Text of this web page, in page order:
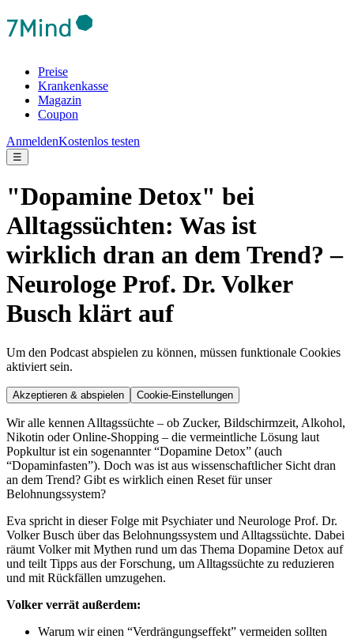
Preise
Krankenkasse
Magazin
Coupon
AnmeldenKostenlos testen
☰
"Dopamine Detox" bei
Alltagssüchten: Was ist
wirklich dran an dem Trend? –
Neurologe Prof. Dr. Volker
Busch klärt auf
Um den Podcast abspielen zu können, müssen funktionale Cookies
aktiviert sein.
Akzeptieren & abspielen Cookie-Einstellungen
Wir alle kennen Alltagssüchte – ob Zucker, Bildschirmzeit, Alkohol,
Nikotin oder Online-Shopping – die vermeintliche Lösung laut
Popkultur ist ein sogenannter “Dopamine Detox” (auch
“Dopaminfasten”). Doch was ist aus wissenschaftlicher Sicht dran
an dem Trend? Gibt es wirklich einen Reset für unser
Belohnungssystem?
Eva spricht in dieser Folge mit Psychiater und Neurologe Prof. Dr.
Volker Busch über das Belohnungssystem und Alltagssüchte. Dabei
räumt Volker mit Mythen rund um das Thema Dopamine Detox auf
und teilt Tipps aus der Forschung, um Alltagssüchte zu reduzieren
und mit Rückfällen umzugehen.
Volker verrät außerdem:
Warum wir einen “Verdrängungseffekt” vermeiden sollten